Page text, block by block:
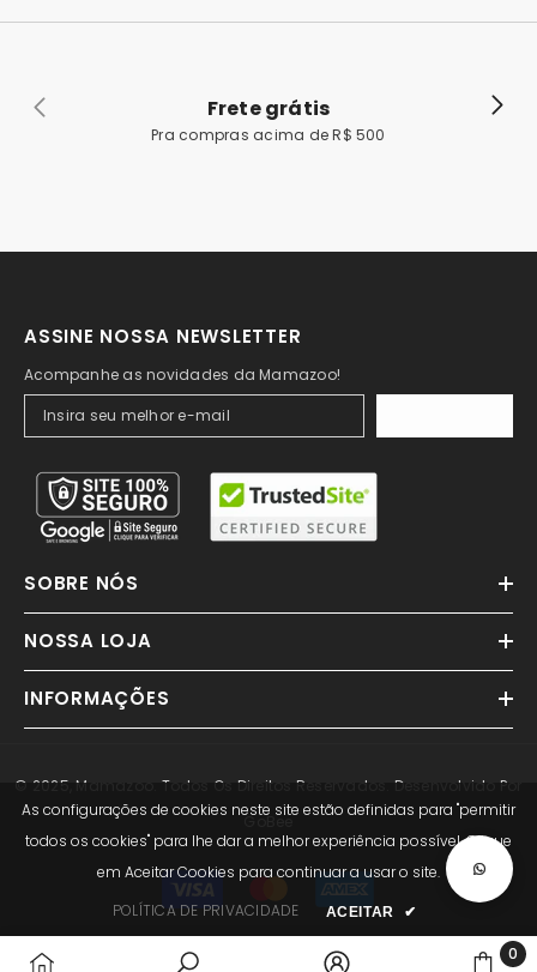
Frete grátis
Pra compras acima de R$ 500
ASSINE NOSSA NEWSLETTER
Acompanhe as novidades da Mamazoo!
SOBRE NÓS
NOSSA LOJA
INFORMAÇÕES
© 2025, Mamazoo. Todos Os Direitos Reservados. Desenvolvido Por
GoBee
Métodos
de
0
As configurações de cookies neste site estão definidas para "permitir
todos os cookies" para lhe dar a melhor experiência possível. Clique
em Aceitar Cookies para continuar a usar o site.
POLÍTICA DE PRIVACIDADE
ACEITAR ✔